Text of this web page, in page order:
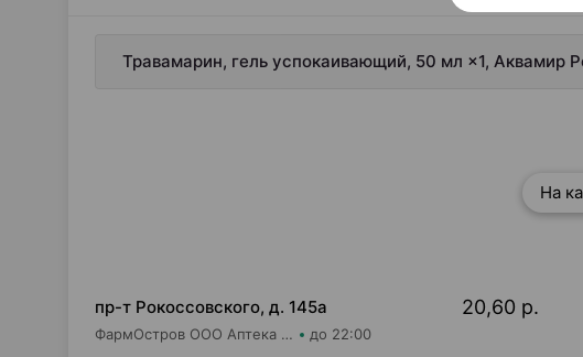
Травамарин, гель успокаивающий, 50 мл ×1, Аквамир
На
пр-т Рокоссовского, д. 145а
ФармОстров ООО Аптека №9 на Рокоссовского до 22:00
20,60 р.